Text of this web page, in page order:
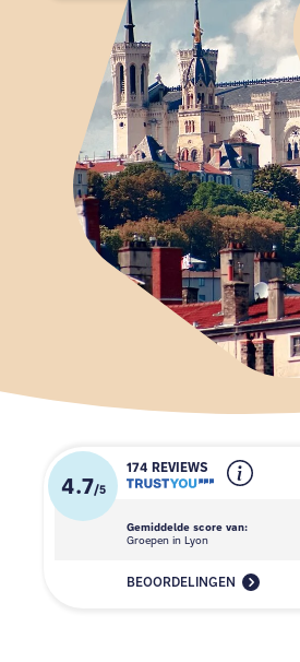
4.7/5
174 REVIEWS
Gemiddelde score van:
Groepen in Lyon
BEOORDELINGEN